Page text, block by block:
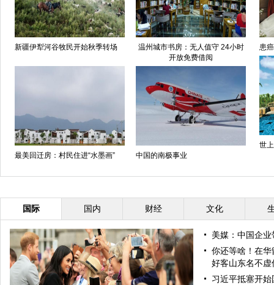
新疆伊犁河谷牧民开始秋季转场
温州城市书房：无人值守 24小时
开放免费借阅
最美回迁房：村民住进“水墨画” 中国的南极事业
患
世
国际 国内 财经 文化
美媒：中国企
你还等啥！在
好客山东名不虚
习近平抵塞开